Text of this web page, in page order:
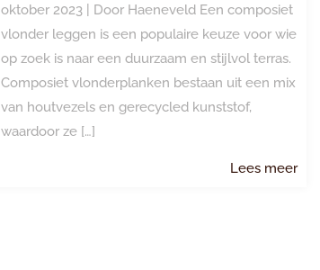
oktober 2023 | Door Haeneveld Een composiet
vlonder leggen is een populaire keuze voor wie
op zoek is naar een duurzaam en stijlvol terras.
Composiet vlonderplanken bestaan uit een mix
van houtvezels en gerecycled kunststof,
waardoor ze […]
Lees meerLees